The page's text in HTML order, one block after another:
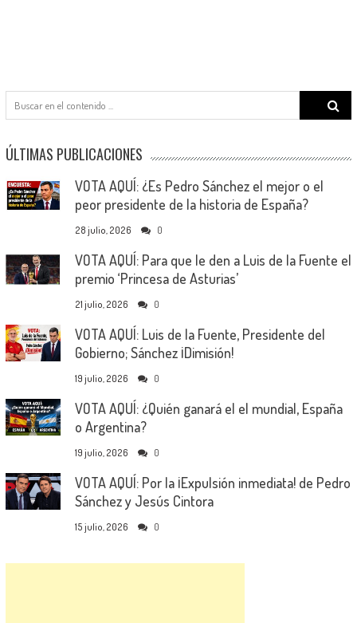
Search
for:
ÚLTIMAS PUBLICACIONES
VOTA AQUÍ: ¿Es Pedro Sánchez el mejor o el
peor presidente de la historia de España?
28 julio, 2026 0
VOTA AQUÍ: Para que le den a Luis de la Fuente el
premio ‘Princesa de Asturias’
21 julio, 2026 0
VOTA AQUÍ: Luis de la Fuente, Presidente del
Gobierno; Sánchez ¡Dimisión!
19 julio, 2026 0
VOTA AQUÍ: ¿Quién ganará el el mundial, España
o Argentina?
19 julio, 2026 0
VOTA AQUÍ: Por la ¡Expulsión inmediata! de Pedro
Sánchez y Jesús Cintora
15 julio, 2026 0